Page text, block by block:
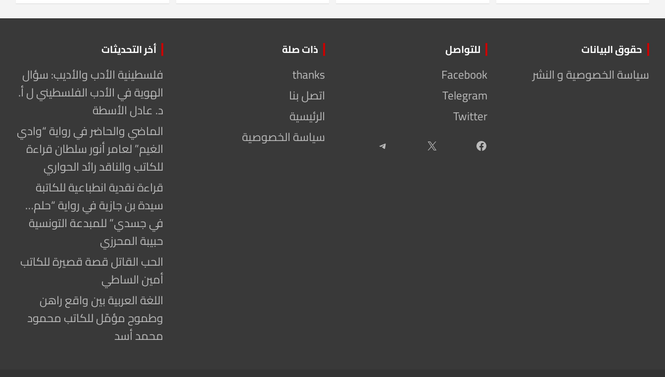
حقوق البيانات
سياسة الخصوصية و النشر
للتواصل
Facebook
Telegram
Twitter
Facebook
X
Telegram
ذات صلة
thanks
اتصل بنا
الرئيسية
سياسة الخصوصية
أخر التحديثات
فلسطينية الأدب والأديب: سؤال
الهوية في الأدب الفلسطيني ل أ.
د. عادل الأسطة
الماضي والحاضر في رواية “وادي
الغيم” لعامر أنور سلطان قراءة
للكاتب والناقد رائد الحواري
قراءة نقدية انطباعية للكاتبة
سيدة بن جازية في رواية “حلم…
في جسدي” للمبدعة التونسية
حبيبة المحرزي
الحب القاتل قصة قصيرة للكاتب
أمين الساطي
اللغة العربية بين واقع راهن
وطموح مؤمّل للكاتب محمود
محمد أسد